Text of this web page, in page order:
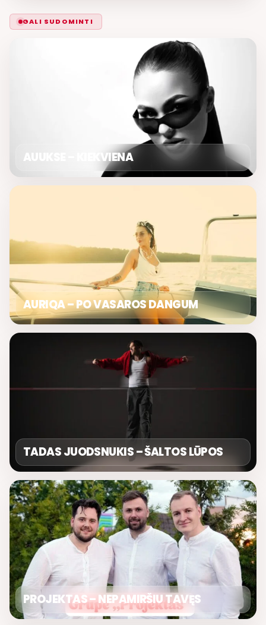
GALI SUDOMINTI
AUUKSE – KIEKVIENA
AURIQA – PO VASAROS DANGUM
TADAS JUODSNUKIS – ŠALTOS LŪPOS
PROJEKTAS – NEPAMIRŠIU TAVĘS